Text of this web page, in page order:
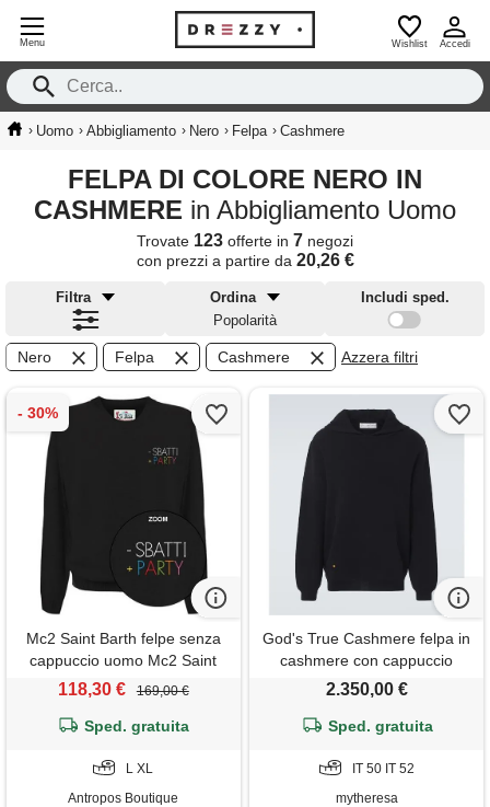
Menu Wishlist Accedi
› Uomo › Abbigliamento › Nero › Felpa › Cashmere
FELPA DI COLORE NERO IN
CASHMERE in Abbigliamento Uomo
Trovate 123 offerte in 7 negozi
con prezzi a partire da 20,26 €
Filtra
Ordina
Popolarità
Includi sped.
Nero Felpa Cashmere Azzera filtri
Mc2 Saint Barth felpe senza
cappuccio uomo Mc2 Saint
Barth - heron light embry
118,30 € 169,00 €
Sped. gratuita
L XL
Antropos Boutique
God's True Cashmere felpa in
cashmere con cappuccio
2.350,00 €
Sped. gratuita
IT 50 IT 52
mytheresa